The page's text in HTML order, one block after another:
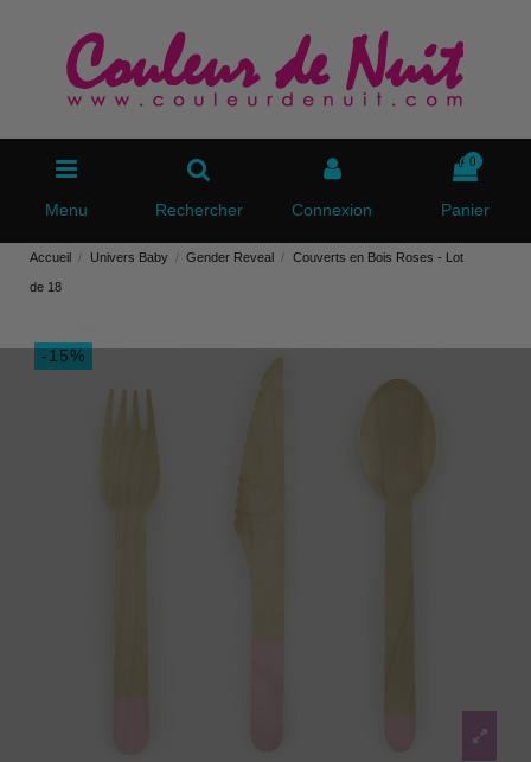
Menu Rechercher Connexion
0
Panier
Accueil Univers Baby Gender Reveal Couverts en Bois Roses - Lot
de 18
-15%